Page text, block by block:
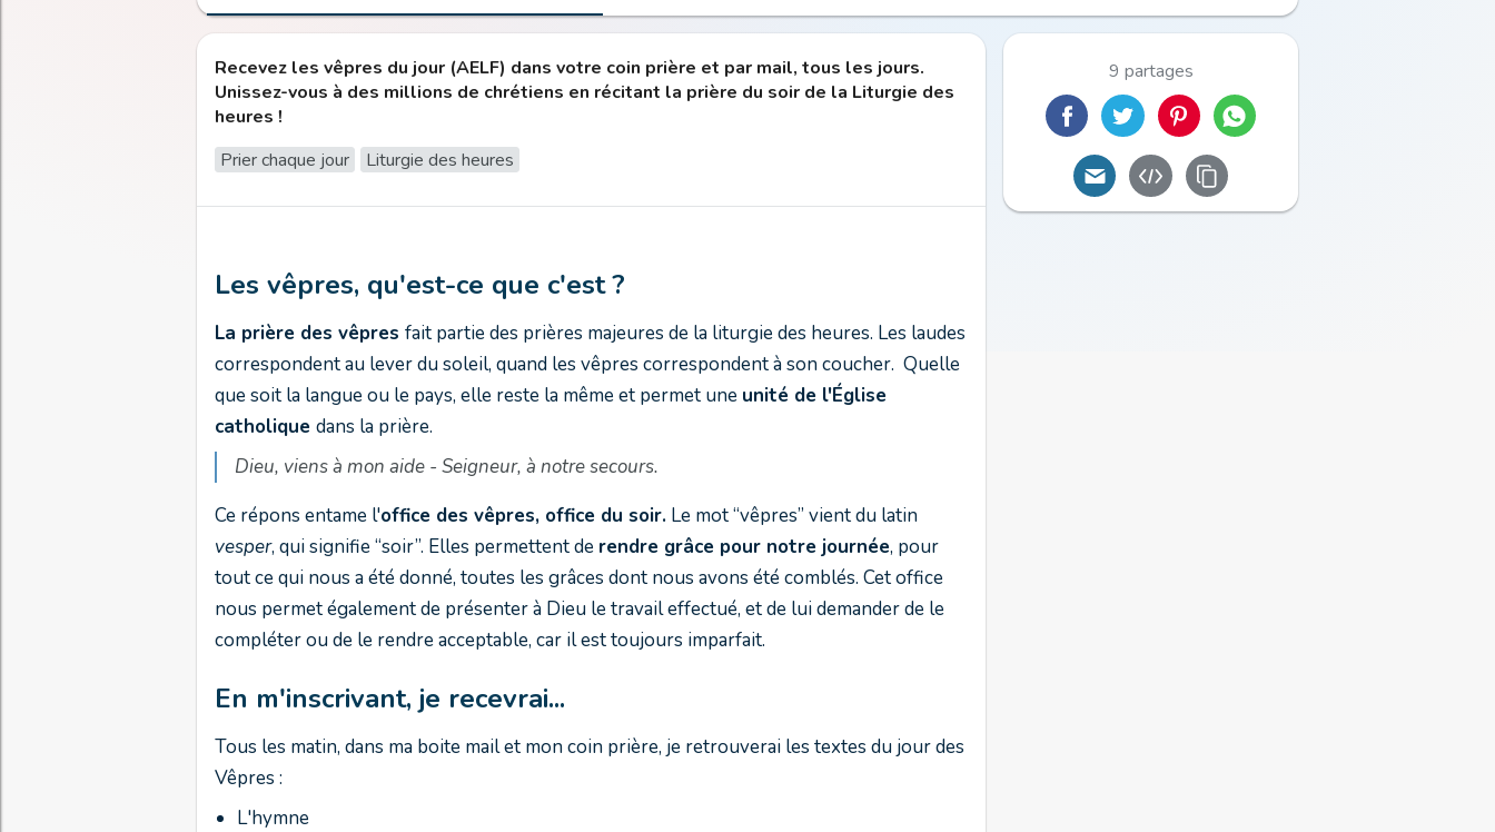
Recevez les vêpres du jour (AELF) dans votre coin prière et par mail, tous les jours.
Unissez-vous à des millions de chrétiens en récitant la prière du soir de la Liturgie des
heures !
Prier chaque jour
Liturgie des heures
Les vêpres, qu'est-ce que c'est ?
La prière des vêpres fait partie des prières majeures de la liturgie des heures. Les laudes
correspondent au lever du soleil, quand les vêpres correspondent à son coucher. Quelle
que soit la langue ou le pays, elle reste la même et permet une unité de l'Église
catholique dans la prière.
Dieu, viens à mon aide - Seigneur, à notre secours.
Ce répons entame l'office des vêpres, office du soir. Le mot “vêpres” vient du latin
vesper, qui signifie “soir”. Elles permettent de rendre grâce pour notre journée, pour
tout ce qui nous a été donné, toutes les grâces dont nous avons été comblés. Cet office
nous permet également de présenter à Dieu le travail effectué, et de lui demander de le
compléter ou de le rendre acceptable, car il est toujours imparfait.
En m'inscrivant, je recevrai...
Tous les matin, dans ma boite mail et mon coin prière, je retrouverai les textes du jour des
Vêpres :
L'hymne
9 partages